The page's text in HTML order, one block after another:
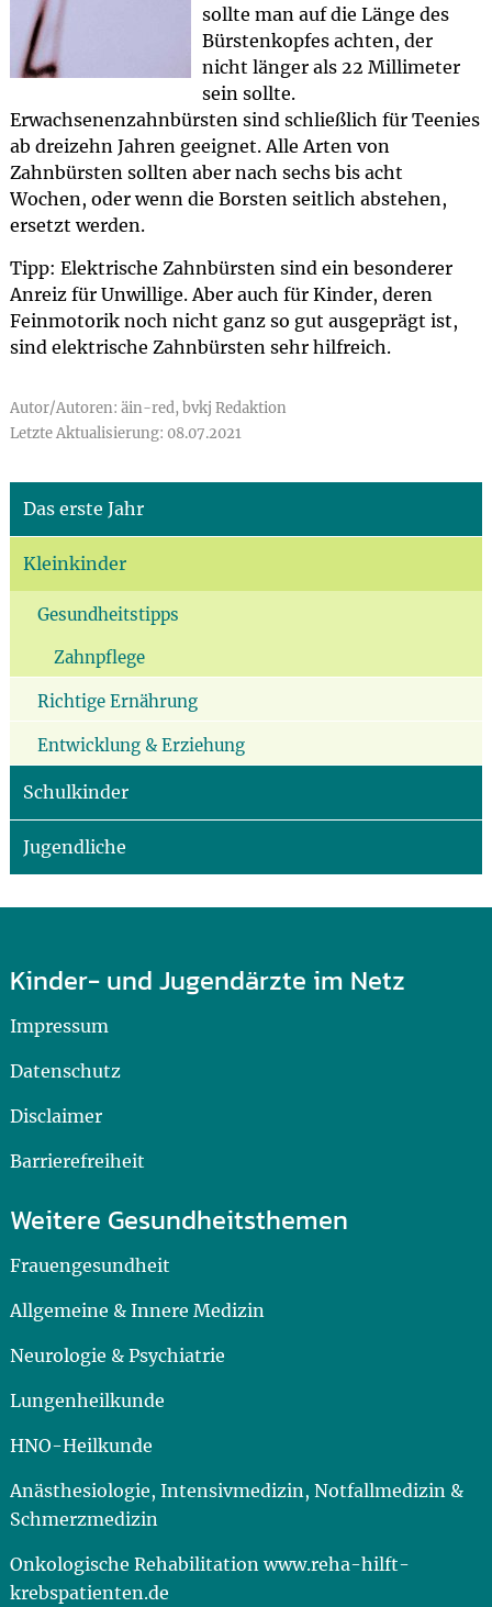
sollte man auf die Länge des
Bürstenkopfes achten, der
nicht länger als 22 Millimeter
sein sollte.
Erwachsenenzahnbürsten sind schließlich für Teenies
ab dreizehn Jahren geeignet. Alle Arten von
Zahnbürsten sollten aber nach sechs bis acht
Wochen, oder wenn die Borsten seitlich abstehen,
ersetzt werden.
Tipp: Elektrische Zahnbürsten sind ein besonderer
Anreiz für Unwillige. Aber auch für Kinder, deren
Feinmotorik noch nicht ganz so gut ausgeprägt ist,
sind elektrische Zahnbürsten sehr hilfreich.
Autor/Autoren: äin-red, bvkj Redaktion
Letzte Aktualisierung: 08.07.2021
Das erste Jahr
Kleinkinder
Gesundheitstipps
Zahnpflege
Richtige Ernährung
Entwicklung & Erziehung
Schulkinder
Jugendliche
Kinder- und Jugendärzte im Netz
Impressum
Datenschutz
Disclaimer
Barrierefreiheit
Weitere Gesundheitsthemen
Frauengesundheit
Allgemeine & Innere Medizin
Neurologie & Psychiatrie
Lungenheilkunde
HNO-Heilkunde
Anästhesiologie, Intensivmedizin, Notfallmedizin &
Schmerzmedizin
Onkologische Rehabilitation www.reha-hilft-
krebspatienten.de